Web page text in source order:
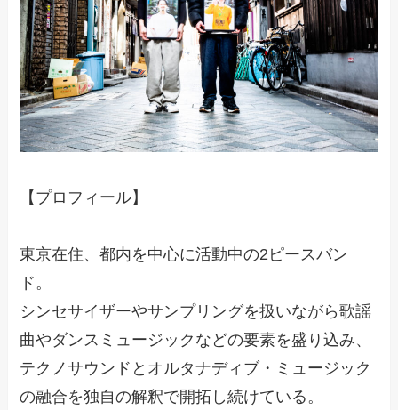
【プロフィール】
東京在住、都内を中心に活動中の2ピースバン
ド。
シンセサイザーやサンプリングを扱いながら歌謡
曲やダンスミュージックなどの要素を盛り込み、
テクノサウンドとオルタナディブ・ミュージック
の融合を独自の解釈で開拓し続けている。